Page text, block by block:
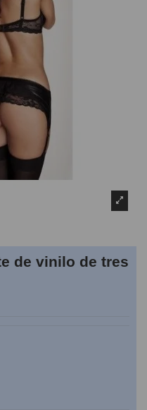
de vinilo de tres